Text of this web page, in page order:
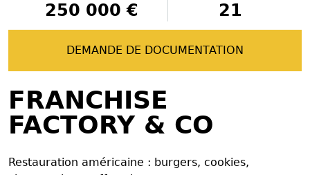
250 000 € 21
DEMANDE DE DOCUMENTATION
FRANCHISE
FACTORY & CO
Restauration américaine : burgers, cookies,